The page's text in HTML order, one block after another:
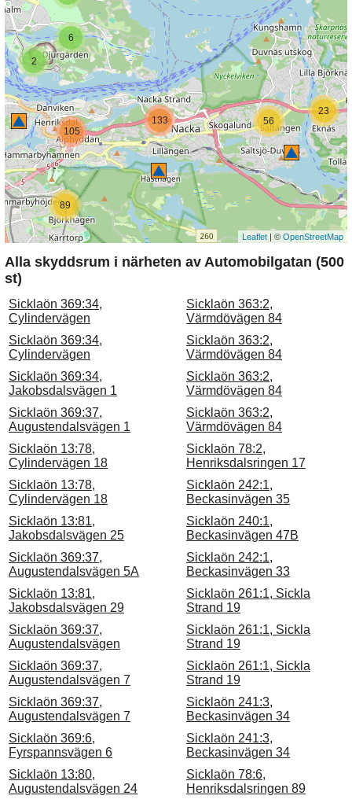
2
89
23
6
105
56
133
Leaflet | © OpenStreetMap
Alla skyddsrum i närheten av Automobilgatan (500
st)
Sicklaön 369:34,
Cylindervägen
Sicklaön 369:34,
Cylindervägen
Sicklaön 369:34,
Jakobsdalsvägen 1
Sicklaön 369:37,
Augustendalsvägen 1
Sicklaön 13:78,
Cylindervägen 18
Sicklaön 13:78,
Cylindervägen 18
Sicklaön 13:81,
Jakobsdalsvägen 25
Sicklaön 369:37,
Augustendalsvägen 5A
Sicklaön 13:81,
Jakobsdalsvägen 29
Sicklaön 369:37,
Augustendalsvägen
Sicklaön 369:37,
Augustendalsvägen 7
Sicklaön 369:37,
Augustendalsvägen 7
Sicklaön 369:6,
Fyrspannsvägen 6
Sicklaön 13:80,
Augustendalsvägen 24
Sicklaön 363:2,
Värmdövägen 84
Sicklaön 363:2,
Värmdövägen 84
Sicklaön 363:2,
Värmdövägen 84
Sicklaön 363:2,
Värmdövägen 84
Sicklaön 78:2,
Henriksdalsringen 17
Sicklaön 242:1,
Beckasinvägen 35
Sicklaön 240:1,
Beckasinvägen 47B
Sicklaön 242:1,
Beckasinvägen 33
Sicklaön 261:1, Sickla
Strand 19
Sicklaön 261:1, Sickla
Strand 19
Sicklaön 261:1, Sickla
Strand 19
Sicklaön 241:3,
Beckasinvägen 34
Sicklaön 241:3,
Beckasinvägen 34
Sicklaön 78:6,
Henriksdalsringen 89